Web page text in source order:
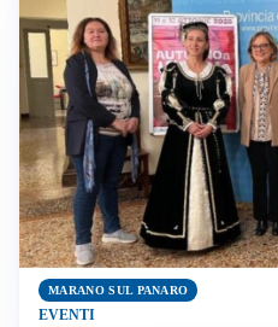
MARANO SUL PANARO
EVENTI